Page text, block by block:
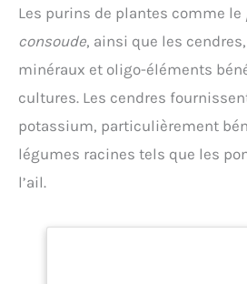
Composition: NPK 6.8.2. Contenu:
la corne torréfiée et du sang
H): 18,4 x 6,4 x 26
Les purins de plantes comme le
consoude, ainsi que les
minéraux et oligo-éléments
cultures. Les cendres
potassium, particulièrement
légumes racines tels que les
l’ail.